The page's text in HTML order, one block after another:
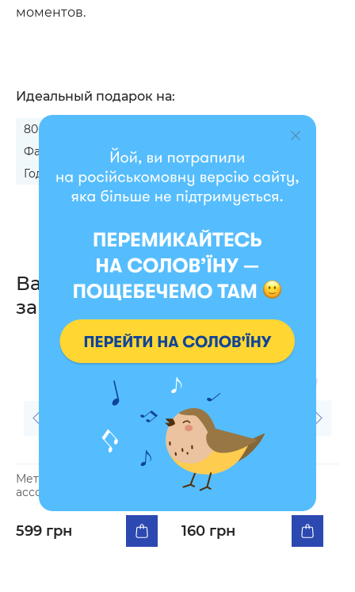
моментов.
Идеальный подарок на:
80-летие для бабушки
Фарфоровую свадьбу
Годовщину свадьбы родителям
Вас также могут
заинтересовать
Метафорические
ассоциативные карты
«Сила во мне»
599 грн
Набор стикеров для
фотоальбомов
160 грн